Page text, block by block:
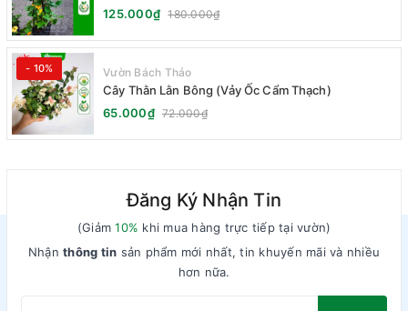
125.000₫ 180.000₫
- 10% Vườn Bách Thảo
Cây Thằn Lằn Bông (Vảy Ốc Cẩm Thạch)
65.000₫ 72.000₫
Đăng Ký Nhận Tin
(Giảm10% khi mua hàng trực tiếp tại vườn)
Nhậnthông tin sản phẩm mới nhất, tin khuyến mãi và nhiều
hơn nữa.